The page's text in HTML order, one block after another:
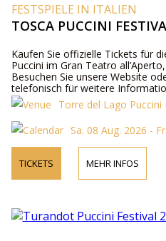
FESTSPIELE IN ITALIEN
TOSCA PUCCINI
Kaufen Sie offizielle Tickets für
Puccini im Gran Teatro
Besuchen Sie unsere Website
telefonisch für weitere
Programmdetails undTorre del Lago Puccini
Sa. 08 Aug. 2026 -
TICKETS MEHR INFOS